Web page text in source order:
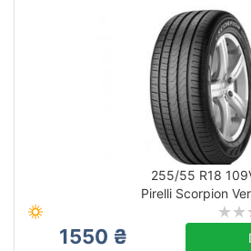
255/55 R18
Pirelli Scorpion
1550 ₴